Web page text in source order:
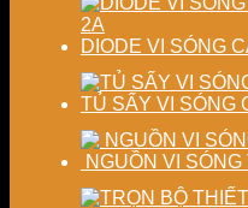
DIODE VI SÓNG
TỦ SẤY VI SÓNG
NGUỒN VI